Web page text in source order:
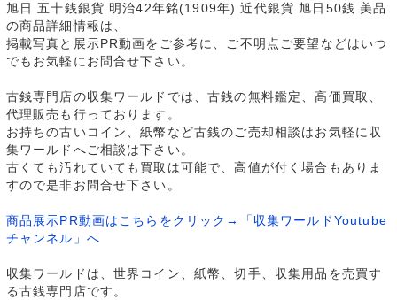
旭日 五十銭銀貨 明治42年銘(1909年) 近代銀貨 旭日50銭 美品
の商品詳細情報は、
掲載写真と展示PR動画をご参考に、ご不明点ご要望などはいつ
でもお気軽にお問合せ下さい。
古銭専門店の収集ワールドでは、古銭の無料鑑定、高価買取、
代理販売も行っております。
お持ちの古いコイン、紙幣など古銭のご売却相談はお気軽に収
集ワールドへご相談は下さい。
古くても汚れていても買取は可能で、高値が付く場合もありま
すので是非お問合せ下さい。
商品展示PR動画はこちらをクリック→「収集ワールドYoutube
チャンネル」へ
収集ワールドは、世界コイン、紙幣、切手、収集用品を売買す
る古銭専門店です。